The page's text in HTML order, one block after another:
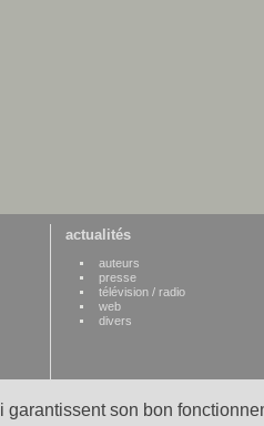
son bon
actualités
auteurs
presse
télévision / radio
web
divers